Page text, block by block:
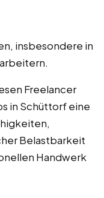
insbesondere in
Freelancer
in Schüttorf eine
Belastbarkeit
Handwerk